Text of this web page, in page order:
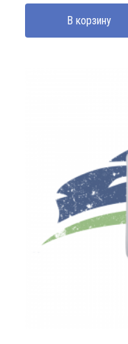
В корзину